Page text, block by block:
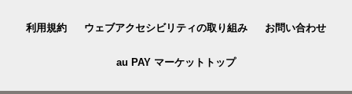
利用規約 ウェブアクセシビリティの取り組み お問い合わせ
au PAY マーケットトップ